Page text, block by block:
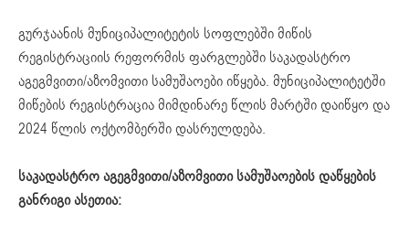
გურჯაანის მუნიციპალიტეტის სოფლებში მიწის
რეგისტრაციის რეფორმის ფარგლებში საკადასტრო
აგეგმვითი/აზომვითი სამუშაოები იწყება. მუნიციპალიტეტში
მიწების რეგისტრაცია მიმდინარე წლის მარტში დაიწყო და
2024 წლის ოქტომბერში დასრულდება.
საკადასტრო აგეგმვითი/აზომვითი სამუშაოების დაწყების
განრიგი ასეთია: